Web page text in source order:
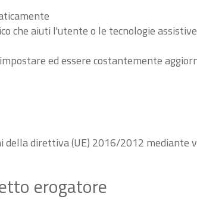
che aiuti l'utente o le tecnologie
ed essere costantemente
direttiva (UE) 2016/2012 mediante
erogatore